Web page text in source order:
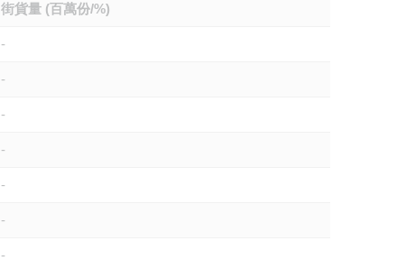
街貨量 (百萬份/%)
-
-
-
-
-
-
-